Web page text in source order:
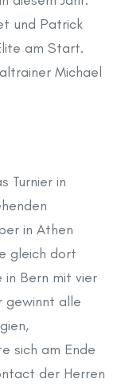
und Patrick
am Start.
Michael
Turnier in
in Athen
gleich dort
in Bern mit vier
gewinnt alle
sich am Ende
der Herren